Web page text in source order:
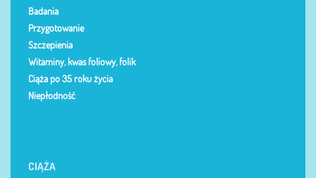
Badania
Przygotowanie
Szczepienia
Witaminy, kwas foliowy, folik
Ciąża po 35 roku życia
Niepłodność
CIĄŻA